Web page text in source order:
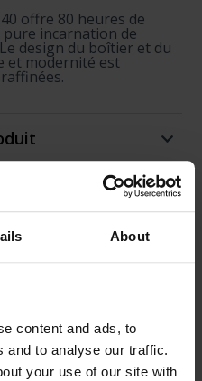
About
content and ads, to
and to analyse our traffic.
your use of our site with
offre 80 heures de
pure incarnation de
design du boîtier et du
et modernité est